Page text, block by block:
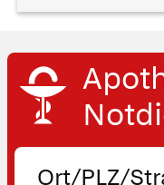
Ort,